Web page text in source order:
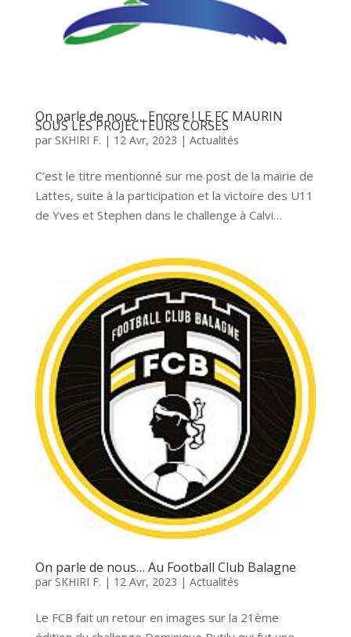
On parle de nous… Encore ! LE FC MAURIN
SOUS LES PROJECTEURS CORSES
par SKHIRI F. | 12 Avr, 2023 | Actualités
C’est le titre mentionné sur me post de la mairie de
Lattes, suite à la participation et la victoire des U11
de Yves et Stephen dans le challenge à Calvi…
On parle de nous… Au Football Club Balagne
par SKHIRI F. | 12 Avr, 2023 | Actualités
Le FCB fait un retour en images sur la 21ème